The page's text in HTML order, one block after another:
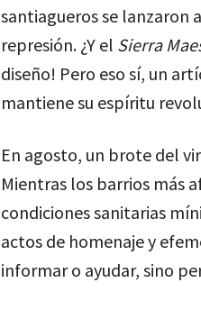
santiagueros se lanzaron
represión. ¿Y el Sierra
diseño! Pero eso sí, un
mantiene su espíritu
En agosto, un brote del
Mientras los barrios más
condiciones sanitarias
actos de homenaje y
informar o ayudar, sino